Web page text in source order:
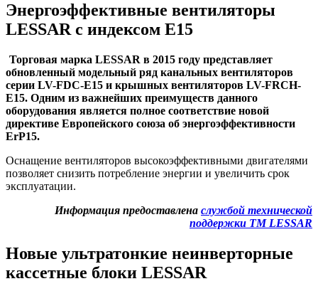
Энергоэффективные вентиляторы
LESSARс индексом E15
Торговая марка LESSAR в 2015 году представляет
обновленный модельный ряд канальных вентиляторов
серии LV-FDC-E15 и крышных вентиляторов LV-FRCH-
E15. Одним из важнейших преимуществ данного
оборудования является полное соответствие новой
директиве Европейского союза об энергоэффективности
ErP15.
Оснащение вентиляторов высокоэффективными двигателями
позволяет снизить потребление энергии и увеличить срок
эксплуатации.
Информация предоставлена службой технической
поддержки ТМ LESSAR
Новые ультратонкие неинверторные
кассетные блоки LESSAR